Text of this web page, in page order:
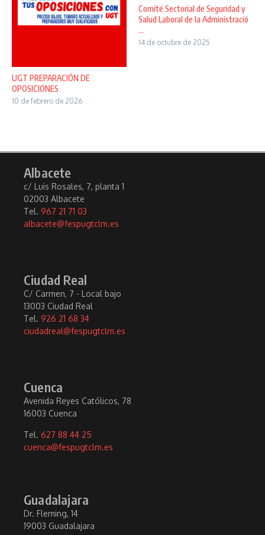
UGT PREPARACIÓN DE
OPOSICIONES
10 de febrero de 2026
Comité Sectorial de Seguridad y
Salud Laboral de la Administració
...
14 de octubre de 2025
Albacete
c/ Luis Rosales, 7, planta 1
02003 Albacete
Tel. 967 21 71 03
albacete@fespugtclm.es
Ciudad Real
C/ Carmen, 7 - Local bajo
13003 Ciudad Real
Tel. 926 21 68 34
ciudadreal@fespugtclm.es
Cuenca
Avenida Reyes Católicos, 78
16003 Cuenca
Tel. 627 88 44 25
cuenca@fespugtclm.es
Guadalajara
Dr. Fleming, 14
19003 Guadalajara